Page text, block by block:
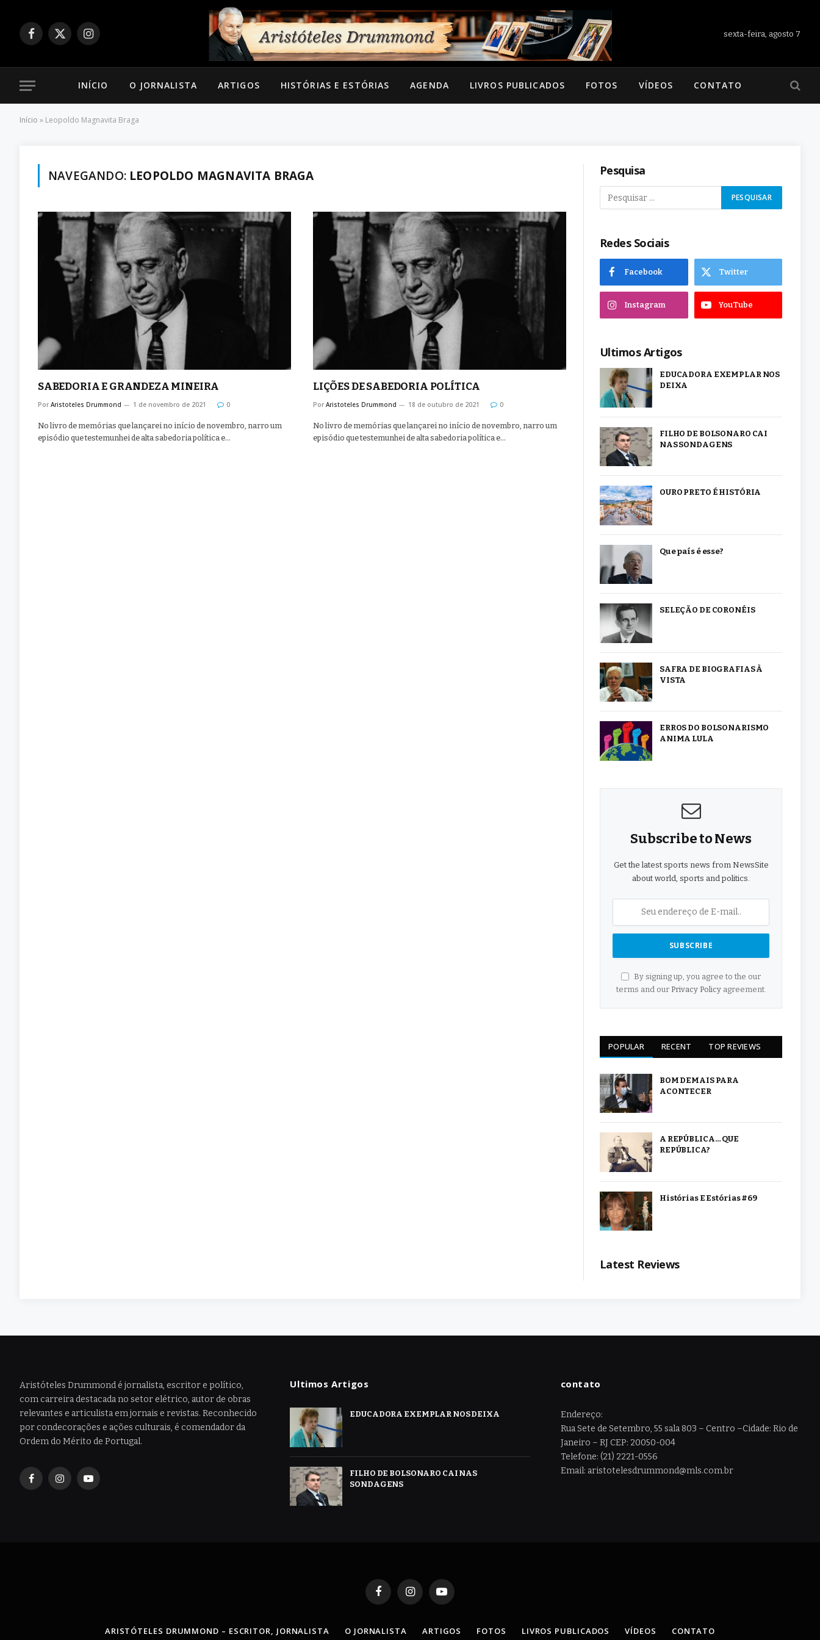
Facebook
X
Instagram
sexta-feira, agosto 7
INÍCIO O JORNALISTA ARTIGOS HISTÓRIAS E ESTÓRIAS AGENDA LIVROS PUBLICADOS FOTOS VÍDEOS CONTATO
Início » Leopoldo Magnavita Braga
NAVEGANDO: LEOPOLDO MAGNAVITA BRAGA
SABEDORIA E GRANDEZA MINEIRA
Por Aristoteles Drummond 1 de novembro de 2021 0
No livro de memórias que lançarei no início de novembro, narro um
episódio que testemunhei de alta sabedoria política e…
LIÇÕES DE SABEDORIA POLÍTICA
Por Aristoteles Drummond 18 de outubro de 2021 0
No livro de memórias que lançarei no início de novembro, narro um
episódio que testemunhei de alta sabedoria política e…
Pesquisa
Redes Sociais
Facebook Twitter
Instagram YouTube
Ultimos Artigos
EDUCADORA EXEMPLAR NOS
DEIXA
FILHO DE BOLSONARO CAI
NAS SONDAGENS
OURO PRETO É HISTÓRIA
Que país é esse?
SELEÇÃO DE CORONÉIS
SAFRA DE BIOGRAFIAS À
VISTA
ERROS DO BOLSONARISMO
ANIMA LULA
Subscribe to News
Get the latest sports news from NewsSite
about world, sports and politics.
By signing up, you agree to the our
terms and our Privacy Policyagreement.
POPULAR RECENT TOP REVIEWS
BOM DEMAIS PARA
ACONTECER
A REPÚBLICA… QUE
REPÚBLICA?
Histórias E Estórias #69
Latest Reviews
Aristóteles Drummond é jornalista, escritor e político,
com carreira destacada no setor elétrico, autor de obras
relevantes e articulista em jornais e revistas. Reconhecido
por condecorações e ações culturais, é comendador da
Ordem do Mérito de Portugal.
FacebookInstagramYouTube
Ultimos Artigos
EDUCADORA EXEMPLAR NOS DEIXA
FILHO DE BOLSONARO CAI NAS
SONDAGENS
contato
Endereço:
Rua Sete de Setembro, 55 sala 803 – Centro –Cidade: Rio de
Janeiro – RJ CEP: 20050-004
Telefone: (21) 2221-0556
Email: aristotelesdrummond@mls.com.br
FacebookInstagramYouTube
ARISTÓTELES DRUMMOND – ESCRITOR, JORNALISTA O JORNALISTA ARTIGOS FOTOS LIVROS PUBLICADOS VÍDEOS CONTATO